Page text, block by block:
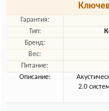
Гарантия:
Тип:
Бренд:
Вес:
Питание:
Описание:
2.0